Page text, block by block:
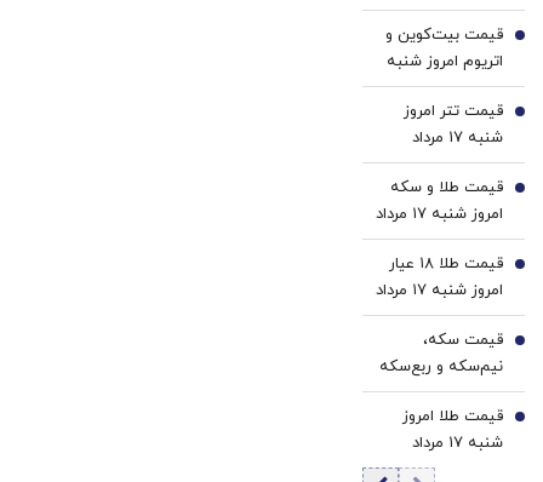
خرید40%تخفیف
1405/ کاهش
قیمت دینار
قیمت بیت‌کوین و
اتریوم امروز شنبه
۱۷ مرداد ۱۴۰۵/
افزایش قیمت
بیت‌کوین
2
قیمت تتر امروز
شنبه ۱۷ مرداد
1405 / کاهش
قیمت تتر
3
قیمت طلا و سکه
امروز شنبه ۱۷ مرداد
۱۴۰۵/افزایش
قیمت طلا و سکه
4
قیمت طلا ۱۸ عیار
امروز شنبه ۱۷ مرداد
۱۴۰۵/افزایش
قیمت طلا
5
قیمت سکه،
نیم‌سکه و ربع‌سکه
امروز شنبه ۱۷ مرداد
۱۴۰۵/ افزایش
قیمت سکه
6
قیمت طلا امروز
شنبه ۱۷ مرداد
۱۴۰۵/ افزایش
7